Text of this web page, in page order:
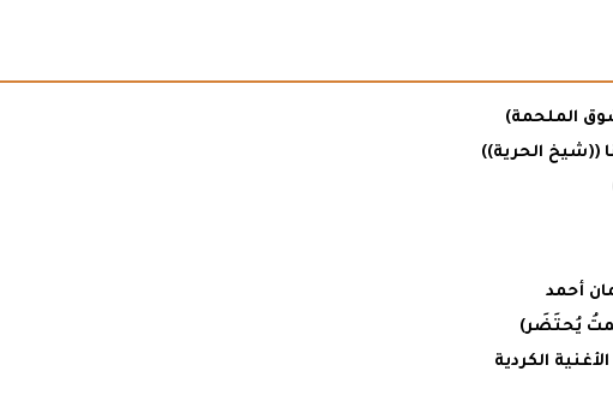
الملحمة)
((شيخ الحرية))
أحمد
يُحتَضَر)
الكردية